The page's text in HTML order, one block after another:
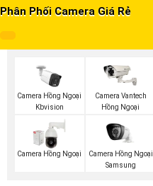
Phân Phối Camera Giá Rẻ
Camera Hồng Ngoại
Kbvision
Camera Vantech
Hồng Ngoại
Camera Hồng Ngoại
Camera Hồng Ngoại
Samsung